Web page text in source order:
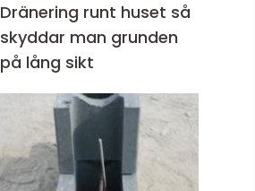
Dränering runt huset så
skyddar man grunden
på lång sikt